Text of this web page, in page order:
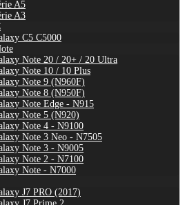
A5
A3
C5 C5000
Note 20 / 20+ / 20 Ultra
Note 10 / 10 Plus
Note 9 (N960F)
Note 8 (N950F)
Note Edge - N915
Note 5 (N920)
Note 4 - N9100
Note 3 Neo - N7505
Note 3 - N9005
Note 2 - N7100
Note - N7000
J7 PRO (2017)